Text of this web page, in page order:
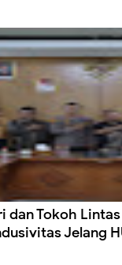
dan Tokoh
Jelang